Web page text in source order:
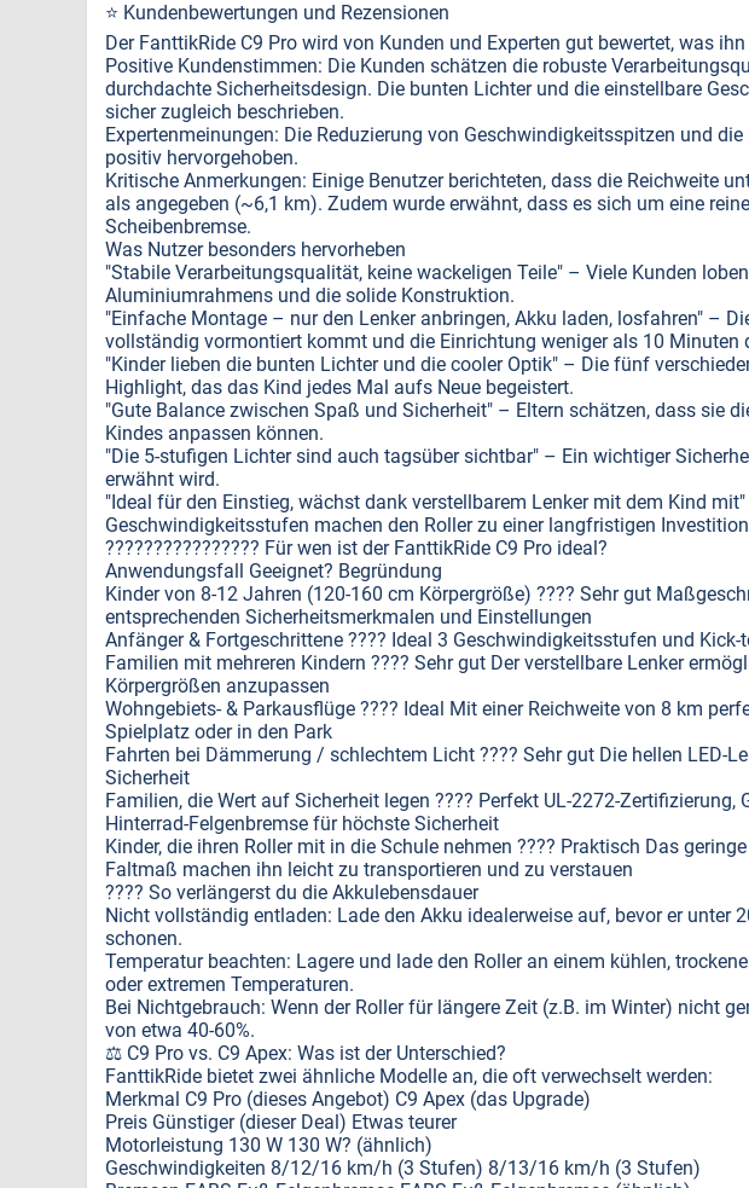
⭐ Kundenbewertungen und Rezensionen
Der FanttikRide C9 Pro wird von Kunden und Experten gut bewertet, was
Positive Kundenstimmen: Die Kunden schätzen die robuste
durchdachte Sicherheitsdesign. Die bunten Lichter und die einstellbare
sicher zugleich beschrieben.
Expertenmeinungen: Die Reduzierung von Geschwindigkeitsspitzen und
positiv hervorgehoben.
Kritische Anmerkungen: Einige Benutzer berichteten, dass die Reichweite
als angegeben (~6,1 km). Zudem wurde erwähnt, dass es sich um eine
Scheibenbremse.
Was Nutzer besonders hervorheben
"Stabile Verarbeitungsqualität, keine wackeligen Teile" – Viele Kunden
Aluminiumrahmens und die solide Konstruktion.
"Einfache Montage – nur den Lenker anbringen, Akku laden, losfahren" –
vollständig vormontiert kommt und die Einrichtung weniger als 10 Minuten
"Kinder lieben die bunten Lichter und die cooler Optik" – Die fünf
Highlight, das das Kind jedes Mal aufs Neue begeistert.
"Gute Balance zwischen Spaß und Sicherheit" – Eltern schätzen, dass sie
Kindes anpassen können.
"Die 5-stufigen Lichter sind auch tagsüber sichtbar" – Ein wichtiger
erwähnt wird.
"Ideal für den Einstieg, wächst dank verstellbarem Lenker mit dem Kind
Geschwindigkeitsstufen machen den Roller zu einer langfristigen
????‍????‍????‍???? Für wen ist der FanttikRide C9 Pro ideal?
Anwendungsfall Geeignet? Begründung
Kinder von 8-12 Jahren (120-160 cm Körpergröße) ???? Sehr gut
entsprechenden Sicherheitsmerkmalen und Einstellungen
Anfänger & Fortgeschrittene ???? Ideal 3 Geschwindigkeitsstufen und
Familien mit mehreren Kindern ???? Sehr gut Der verstellbare Lenker
Körpergrößen anzupassen
Wohngebiets- & Parkausflüge ???? Ideal Mit einer Reichweite von 8 km
Spielplatz oder in den Park
Fahrten bei Dämmerung / schlechtem Licht ???? Sehr gut Die hellen LED-
Sicherheit
Familien, die Wert auf Sicherheit legen ???? Perfekt UL-2272-Zertifizierung,
Hinterrad-Felgenbremse für höchste Sicherheit
Kinder, die ihren Roller mit in die Schule nehmen ???? Praktisch Das
Faltmaß machen ihn leicht zu transportieren und zu verstauen
???? So verlängerst du die Akkulebensdauer
Nicht vollständig entladen: Lade den Akku idealerweise auf, bevor er unter
schonen.
Temperatur beachten: Lagere und lade den Roller an einem kühlen,
oder extremen Temperaturen.
Bei Nichtgebrauch: Wenn der Roller für längere Zeit (z.B. im Winter) nicht
von etwa 40-60%.
⚖️ C9 Pro vs. C9 Apex: Was ist der Unterschied?
FanttikRide bietet zwei ähnliche Modelle an, die oft verwechselt werden:
Merkmal C9 Pro (dieses Angebot) C9 Apex (das Upgrade)
Preis Günstiger (dieser Deal) Etwas teurer
Motorleistung 130 W 130 W? (ähnlich)
Geschwindigkeiten 8/12/16 km/h (3 Stufen) 8/13/16 km/h (3 Stufen)